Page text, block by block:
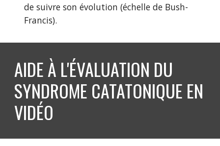
de suivre son évolution (échelle de Bush-
Francis).
AIDE À L'ÉVALUATION DU
SYNDROME CATATONIQUE EN
VIDÉO